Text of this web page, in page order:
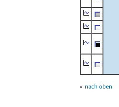
▴ nach oben